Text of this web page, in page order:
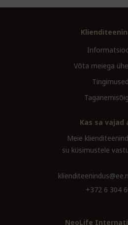
Võta meiega
Tingimused
Kas sa vajad
Meie
su küsimustele
+372 6 304
NeoLife